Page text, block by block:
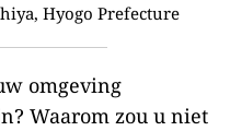
Hyogo Prefecture
omgeving
Waarom zou u niet